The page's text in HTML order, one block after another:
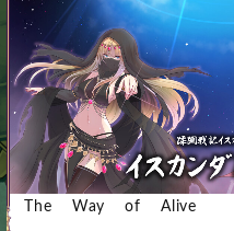
The Way of Alive